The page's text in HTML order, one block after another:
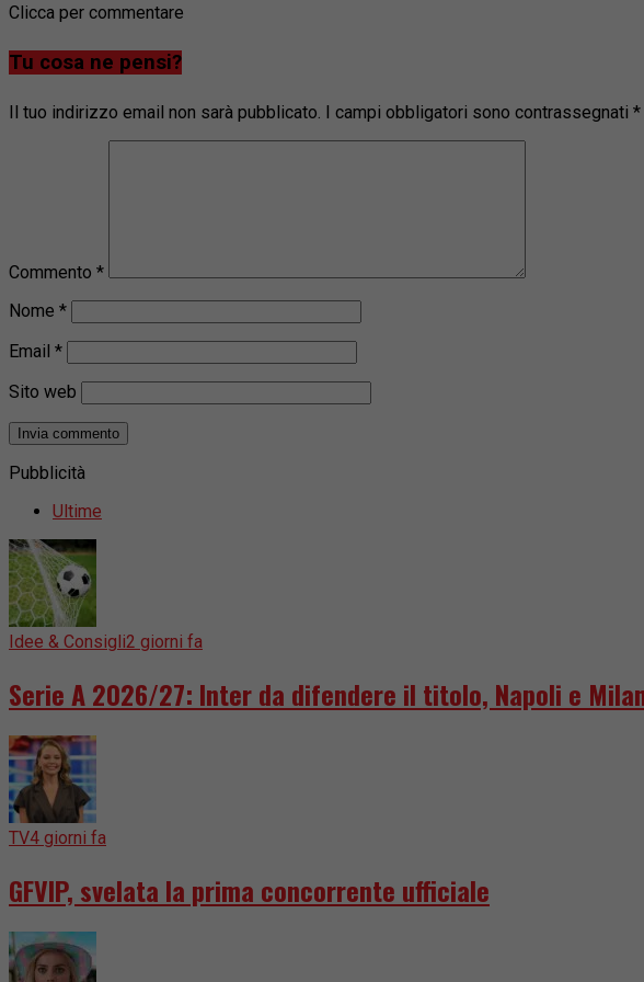
Clicca per commentare
Tu cosa ne pensi?
Il tuo indirizzo email non sarà pubblicato. I campi obbligatori sono contrassegnati *
Commento *
Nome *
Email *
Sito web
Pubblicità
Ultime
Idee & Consigli2 giorni fa
Serie A 2026/27: Inter da difendere il titolo, Napoli e
TV4 giorni fa
GFVIP, svelata la prima concorrente ufficiale